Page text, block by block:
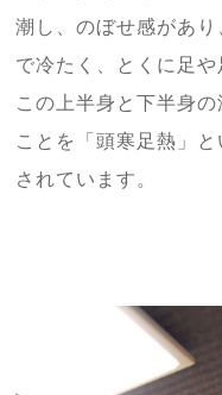
潮し、のぼせ感があ
で冷たく、とくに足や
この上半身と下半身
ことを「頭寒足熱」
されています。